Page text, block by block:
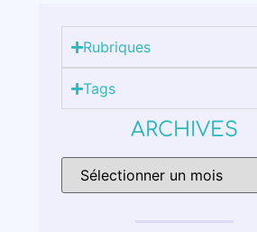
Rubriques
Tags
ARCHIVES